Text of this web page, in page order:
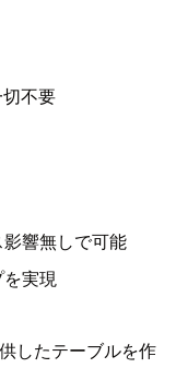
不要
響無しで可能
実現
したテーブルを作